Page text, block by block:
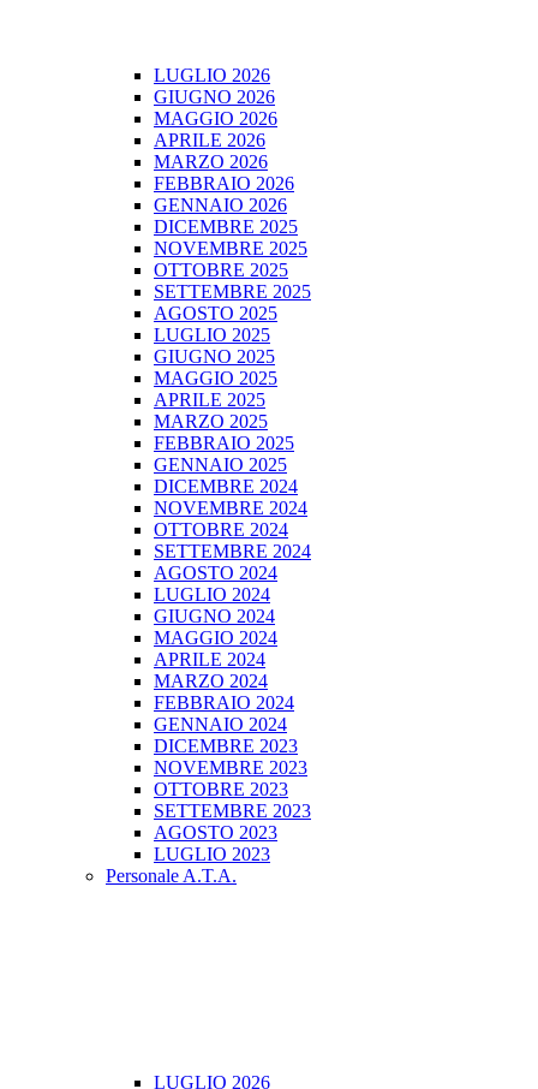
LUGLIO 2026
GIUGNO 2026
MAGGIO 2026
APRILE 2026
MARZO 2026
FEBBRAIO 2026
GENNAIO 2026
DICEMBRE 2025
NOVEMBRE 2025
OTTOBRE 2025
SETTEMBRE 2025
AGOSTO 2025
LUGLIO 2025
GIUGNO 2025
MAGGIO 2025
APRILE 2025
MARZO 2025
FEBBRAIO 2025
GENNAIO 2025
DICEMBRE 2024
NOVEMBRE 2024
OTTOBRE 2024
SETTEMBRE 2024
AGOSTO 2024
LUGLIO 2024
GIUGNO 2024
MAGGIO 2024
APRILE 2024
MARZO 2024
FEBBRAIO 2024
GENNAIO 2024
DICEMBRE 2023
NOVEMBRE 2023
OTTOBRE 2023
SETTEMBRE 2023
AGOSTO 2023
LUGLIO 2023
Personale A.T.A.
LUGLIO 2026